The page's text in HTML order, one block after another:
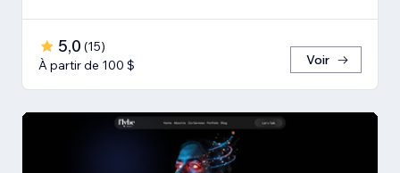
5,0 (15)
À partir de 100 $
Voir